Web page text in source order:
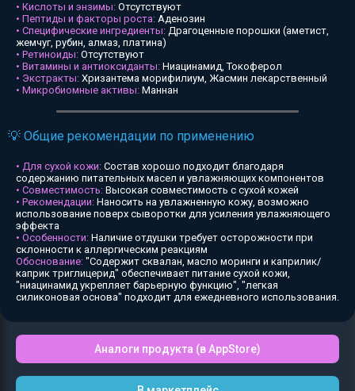
• Кислоты и энзимы: Отсутствуют
• Пептиды и факторы роста: Аденозин
• Специфические ингредиенты: Драгоценные порошки (аметист,
жемчуг, рубин, алмаз, платина)
• Ретиноиды: Отсутствуют
• Витамины и антиоксиданты: Ниацинамид, Токоферол
• Экстракты: Хризантема морифилиум, Жасмин лекарственный
• Микробиомные активы: Маннан
💡 Общие рекомендации по применению
• Для сухой кожи: Состав хорошо подходит благодаря
содержанию питательных масел и увлажняющих компонентов
• Совместимость: Высокая совместимость с сухой кожей
• Рекомендации: Наносить на увлажненную кожу, возможно
использование поверх сыворотки для усиления увлажняющего
эффекта
• Особенности: Наличие отдушки требует осторожности при
склонности к аллергическим реакциям
Обоснование: "Содержит сквалан, масло моринги и каприлик/
каприк триглицерид" обеспечивает питание сухой кожи,
"ниацинамид укрепляет барьерную функцию", "легкая
силиконовая основа" подходит для ежедневного использования.
Аналоги продукта (в AppStore)